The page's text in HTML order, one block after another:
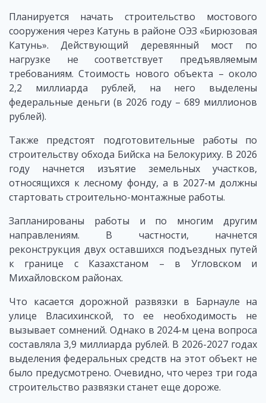
Планируется начать строительство мостового
сооружения через Катунь в районе ОЭЗ «Бирюзовая
Катунь». Действующий деревянный мост по
нагрузке не соответствует предъявляемым
требованиям. Стоимость нового объекта – около
2,2 миллиарда рублей, на него выделены
федеральные деньги (в 2026 году – 689 миллионов
рублей).
Также предстоят подготовительные работы по
строительству обхода Бийска на Белокуриху. В 2026
году начнется изъятие земельных участков,
относящихся к лесному фонду, а в 2027-м должны
стартовать строительно-монтажные работы.
Запланированы работы и по многим другим
направлениям. В частности, начнется
реконструкция двух оставшихся подъездных путей
к границе с Казахстаном – в Угловском и
Михайловском районах.
Что касается дорожной развязки в Барнауле на
улице Власихинской, то ее необходимость не
вызывает сомнений. Однако в 2024-м цена вопроса
составляла 3,9 миллиарда рублей. В 2026-2027 годах
выделения федеральных средств на этот объект не
было предусмотрено. Очевидно, что через три года
строительство развязки станет еще дороже.